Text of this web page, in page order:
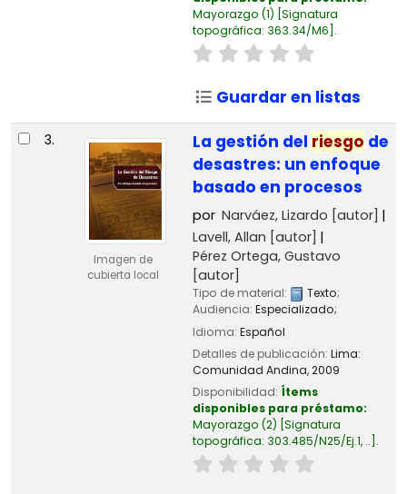
Mayorazgo (1) Signatura
topográfica: 363.34/M6 .
Guardar en listas
3.
Imagen de
cubierta local
La gestión del riesgo de
desastres: un enfoque
basado en procesos
por Narváez, Lizardo [autor]
Lavell, Allan [autor]
Pérez Ortega, Gustavo
[autor]
Tipo de material: Texto;
Audiencia: Especializado;
Idioma: Español
Detalles de publicación: Lima:
Comunidad Andina,2009
Disponibilidad: Ítems
disponibles para préstamo:
Mayorazgo (2) Signatura
topográfica: 303.485/N25/Ej.1, .. .